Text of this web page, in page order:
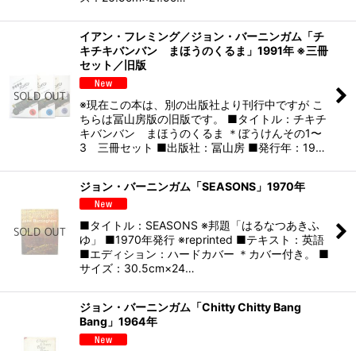
イアン・フレミング／ジョン・バーニンガム「チ
キチキバンバン まほうのくるま」1991年 ※三冊
セット／旧版
※現在この本は、別の出版社より刊行中ですが こ
ちらは冨山房版の旧版です。 ■タイトル：チキチ
キバンバン まほうのくるま ＊ぼうけんその1〜
3 三冊セット ■出版社：冨山房 ■発行年：19…
ジョン・バーニンガム「SEASONS」1970年
■タイトル：SEASONS ※邦題「はるなつあきふ
ゆ」 ■1970年発行 ※reprinted ■テキスト：英語
■エディション：ハードカバー ＊カバー付き。 ■
サイズ：30.5cm×24…
ジョン・バーニンガム「Chitty Chitty Bang
Bang」1964年